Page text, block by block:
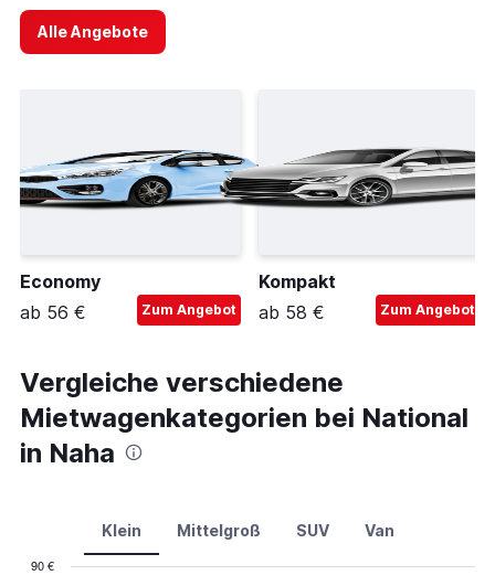
Alle Angebote
Economy
ab 56 €
Zum Angebot
Kompakt
ab 58 €
Zum Angebot
Vergleiche verschiedene
Mietwagenkategorien bei National
in Naha
Klein Mittelgroß SUV Van
90 €